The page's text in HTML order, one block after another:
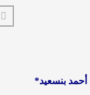
أحمد بنسعيد*